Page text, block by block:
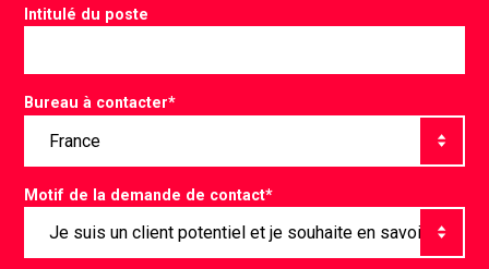
Intitulé du poste
Bureau à contacter*
Motif de la demande de contact*